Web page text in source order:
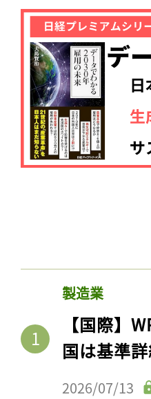
製造業
【国際】
国は基準
2026/07/13